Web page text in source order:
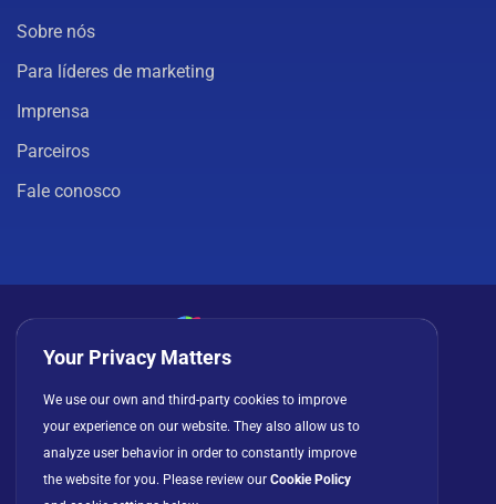
Sobre nós
Para líderes de marketing
Imprensa
Parceiros
Fale conosco
Política de privacidade Cookies
Contrato de licença
Your Privacy Matters
We use our own and third-party cookies to improve
your experience on our website. They also allow us to
analyze user behavior in order to constantly improve
the website for you. Please review our Cookie Policy